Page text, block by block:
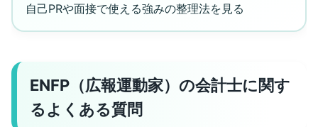
自己PRや面接で使える強みの整理法を見る
ENFP（広報運動家）の会計士に関す
るよくある質問